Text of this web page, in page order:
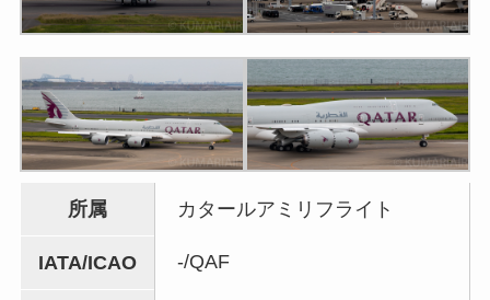
所属 カタールアミリフライト
IATA/ICAO -/QAF